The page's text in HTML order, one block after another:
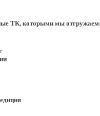
ТК, которыми мы отгружаем: